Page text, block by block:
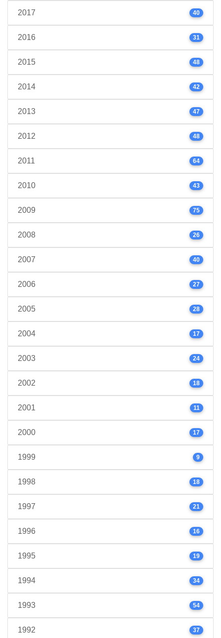
2017 40
2016 31
2015 48
2014 42
2013 47
2012 48
2011 64
2010 43
2009 75
2008 26
2007 40
2006 27
2005 28
2004 17
2003 24
2002 18
2001 11
2000 17
1999 9
1998 18
1997 21
1996 16
1995 19
1994 34
1993 54
1992 37